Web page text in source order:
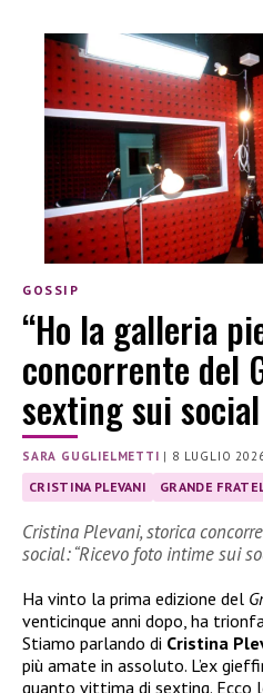
GOSSIP
“Ho la galleria
concorrente del
sexting sui social
SARA GUGLIELMETTI | 8 LUGLIO
CRISTINA PLEVANI GRANDE
Cristina Plevani, storica
social: “Ricevo foto intime sui
Ha vinto la prima edizione del
venticinque anni dopo, ha
Stiamo parlando di Cristina
più amate in assoluto. L’ex
quanto vittima di sexting. Ecco